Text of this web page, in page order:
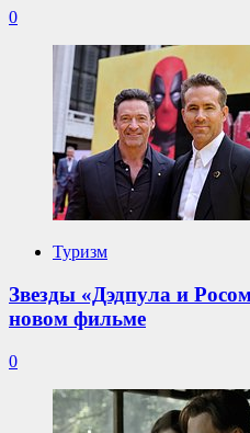
0
Туризм
Звезды «Дэдпула и
новом фильме
0